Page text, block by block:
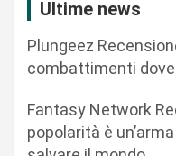
Ultime news
Plungeez
combattimenti
Fantasy Network
popolarità è